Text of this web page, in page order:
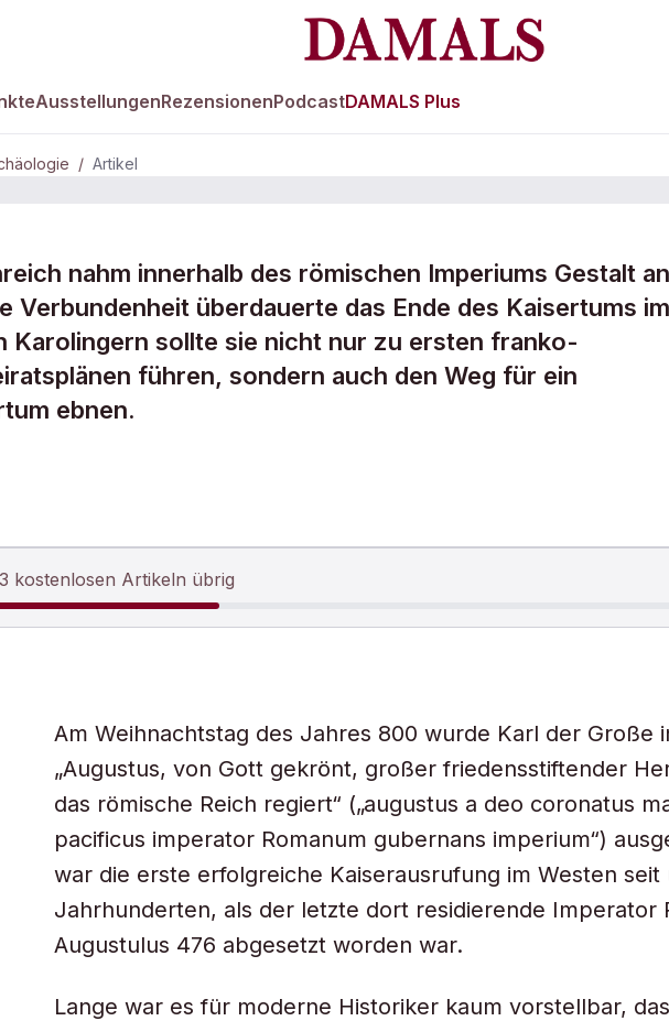
AusstellungenRezensionenPodcastDAMALS Plus
/ Artikel
& ARCHÄOLOGIE
und die
nahm innerhalb des römischen Imperiums Gestalt
Verbundenheit überdauerte das Ende des Kaisertums im
Karolingern sollte sie nicht nur zu ersten franko-
führen, sondern auch den Weg für ein
ebnen.
kostenlosen Artikeln übrig
Am Weihnachtstag des Jahres 800 wurde Karl der Große
„Augustus, von Gott gekrönt, großer friedensstiftender
das römische Reich regiert“ („augustus a deo coronatus
pacificus imperator Romanum gubernans imperium“)
war die erste erfolgreiche Kaiserausrufung im Westen
Jahrhunderten, als der letzte dort residierende Imperator
Augustulus 476 abgesetzt worden war.
Lange war es für moderne Historiker kaum vorstellbar,